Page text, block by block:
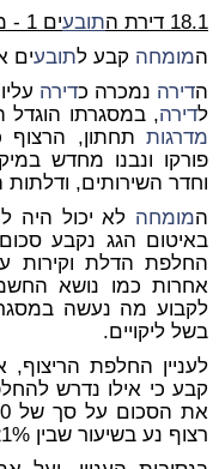
18.1 דירת ה
תובעים 1 - משפחת אוחנה:
המומחה קבע לתובעים
הדירה נמכרה כדירה
לדירה, במסגרתו הוגדל
מדרגותתחתון, הרצוף
פורקו ונבנו מחדש
וחדר השירותים, ודלתות
המומחה לא יכול היה
החלפת הדלת וקירות
אחרות כמו נושא
לקבוע מה נעשה
בשל ליקויים.
לעניין החלפת
קבע כי אילו נדרש
רצוף נע בשיעור שבין 21% ל 45%.